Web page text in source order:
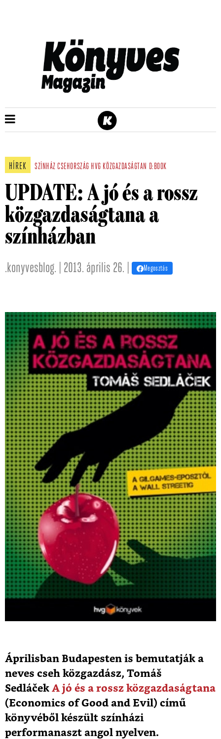
HÍREK SZÍNHÁZ CSEHORSZÁG HVG KÖZGAZDASÁGTAN D:BOOK
UPDATE: A jó és a rossz
közgazdaságtana a
színházban
.konyvesblog. | 2013. április 26. | Megosztás
Áprilisban Budapesten is bemutatják a
neves cseh közgazdász, Tomáš
Sedláček A jó és a rossz közgazdaságtana
(Economics of Good and Evil) című
könyvéből készült színházi
performanaszt angol nyelven.